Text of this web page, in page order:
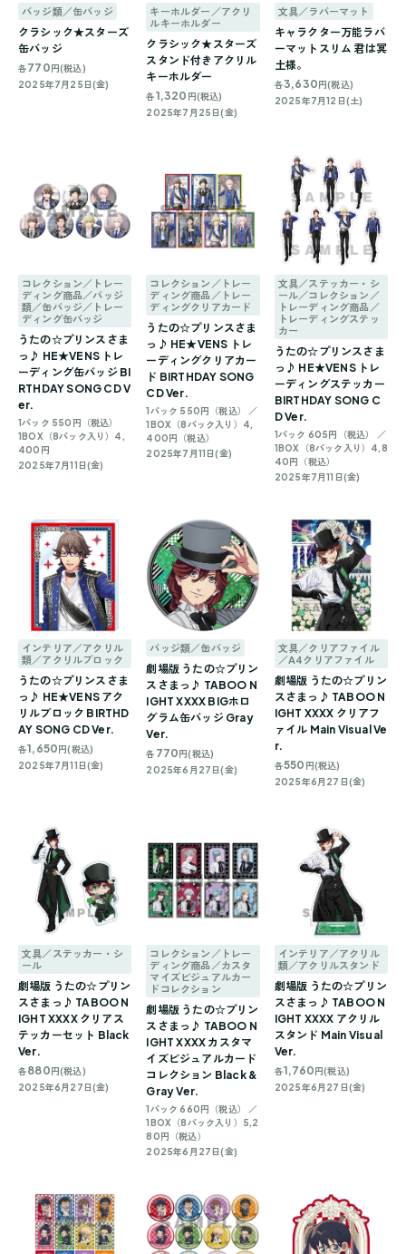
バッジ類／缶バッジ
クラシック★スターズ
缶バッジ
各770円(税込)
2025年7月25日(金)
キーホルダー／アクリ
ルキーホルダー
クラシック★スターズ
スタンド付きアクリル
キーホルダー
各1,320 円(税込)
2025年7月25日(金)
文具／ラバーマット
キャラクター万能ラバ
ーマットスリム 君は冥
土様。
各3,630円(税込)
2025年7月12日(土)
コレクション／トレー
ディング商品／バッジ
類／缶バッジ／トレー
ディング缶バッジ
うたの☆プリンスさま
っ♪ HE★VENS トレ
ーディング缶バッジ BI
RTHDAY SONG CD V
er.
1パック 550円（税込）
1BOX（8パック入り）4,
400円
2025年7月11日(金)
コレクション／トレー
ディング商品／トレー
ディングクリアカード
うたの☆プリンスさま
っ♪ HE★VENS トレ
ーディングクリアカー
ド BIRTHDAY SONG
CD Ver.
1パック 550円（税込） ／
1BOX（8パック入り）4,
400円（税込）
2025年7月11日(金)
文具／ステッカー・シ
ール／コレクション／
トレーディング商品／
トレーディングステッ
カー
うたの☆プリンスさま
っ♪ HE★VENS トレ
ーディングステッカー
BIRTHDAY SONG C
D Ver.
1パック 605円（税込） ／
1BOX（8パック入り）4,8
40円（税込）
2025年7月11日(金)
インテリア／アクリル
類／アクリルブロック
うたの☆プリンスさま
っ♪ HE★VENS アク
リルブロック BIRTHD
AY SONG CD Ver.
各1,650 円(税込)
2025年7月11日(金)
バッジ類／缶バッジ
劇場版 うたの☆プリン
スさまっ♪ TABOO N
IGHT XXXX BIGホロ
グラム缶バッジ Gray
Ver.
各 770 円(税込)
2025年6月27日(金)
文具／クリアファイル
／A4クリアファイル
劇場版 うたの☆プリン
スさまっ♪ TABOO N
IGHT XXXX クリアフ
ァイル Main Visual Ve
r.
各550 円(税込)
2025年6月27日(金)
文具／ステッカー・シ
ール
劇場版 うたの☆プリン
スさまっ♪ TABOO N
IGHT XXXX クリアス
テッカーセット Black
Ver.
各880円(税込)
2025年6月27日(金)
コレクション／トレー
ディング商品／カスタ
マイズビジュアルカー
ドコレクション
劇場版 うたの☆プリン
スさまっ♪ TABOO N
IGHT XXXX カスタマ
イズビジュアルカード
コレクション Black &
Gray Ver.
1パック 660円（税込） ／
1BOX（8パック入り）5,2
80円（税込）
2025年6月27日(金)
インテリア／アクリル
類／アクリルスタンド
劇場版 うたの☆プリン
スさまっ♪ TABOO N
IGHT XXXX アクリル
スタンド Main Visual
Ver.
各1,760円(税込)
2025年6月27日(金)